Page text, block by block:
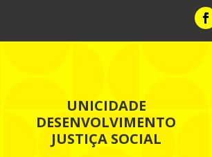
UNICIDADE
DESENVOLVIMENTO
JUSTIÇA SOCIAL